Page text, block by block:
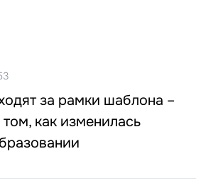
за рамки шаблона –
как изменилась